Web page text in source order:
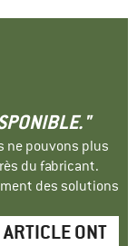
ne pouvons plus
du fabricant.
des solutions
ONT